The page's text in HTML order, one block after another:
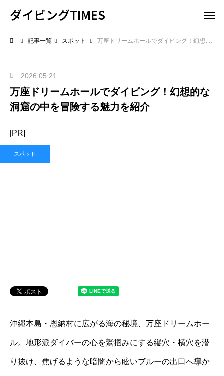
ダイビングTIMES
記事一覧 スポット 万座ドリームホールでダイビング！幻想的な洞窟の中を冒険する魅力を紹介
2026.05.21
万座ドリームホールでダイビング！幻想的な
洞窟の中を冒険する魅力を紹介
[PR]
スポット
沖縄本島・恩納村に広がる海の秘境、万座ドリームホー
ル。地形派ダイバーの心を鷲掴みにする縦穴・横穴を潜
り抜け、焦げるような暗闇から眩いブルーの出口へ導か